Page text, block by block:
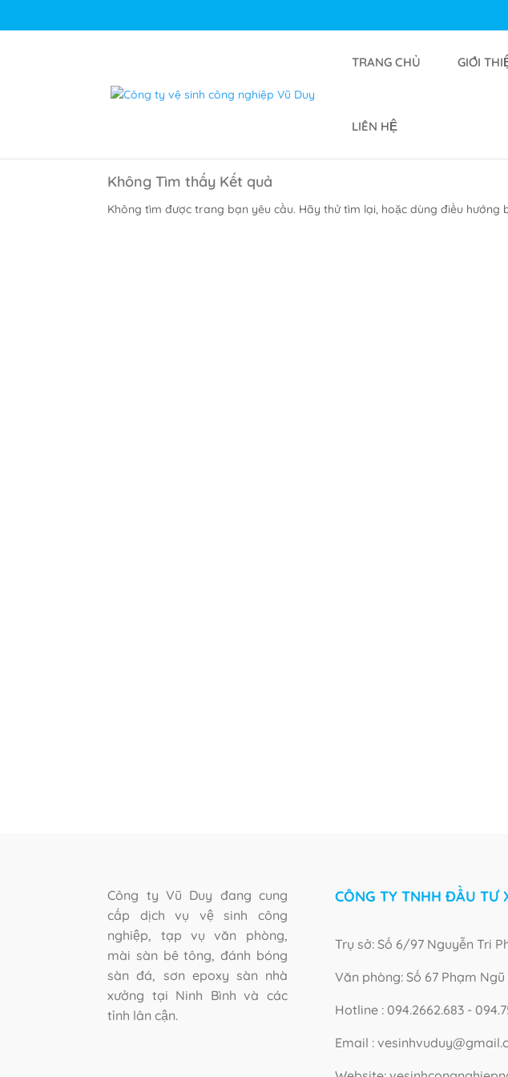
TRANG CHỦ GIỚI
LIÊN HỆ
Tuyển dụng
Không Tìm thấy Kết quả
Không tìm được trang bạn yêu cầu. Hãy thử tìm lại, hoặc dùng điều hướng
Công ty Vũ Duy đang cung
cấp dịch vụ vệ sinh công
nghiệp, tạp vụ văn phòng,
mài sàn bê tông, đánh bóng
sàn đá, sơn epoxy sàn nhà
xưởng tại Ninh Bình và các
tỉnh lân cận.
CÔNG TY TNHH ĐẦU TƯ
Trụ sở: Số 6/97 Nguyễn Tri
Văn phòng: Số 67 Phạm
Hotline : 094.2662.683 -
Email :